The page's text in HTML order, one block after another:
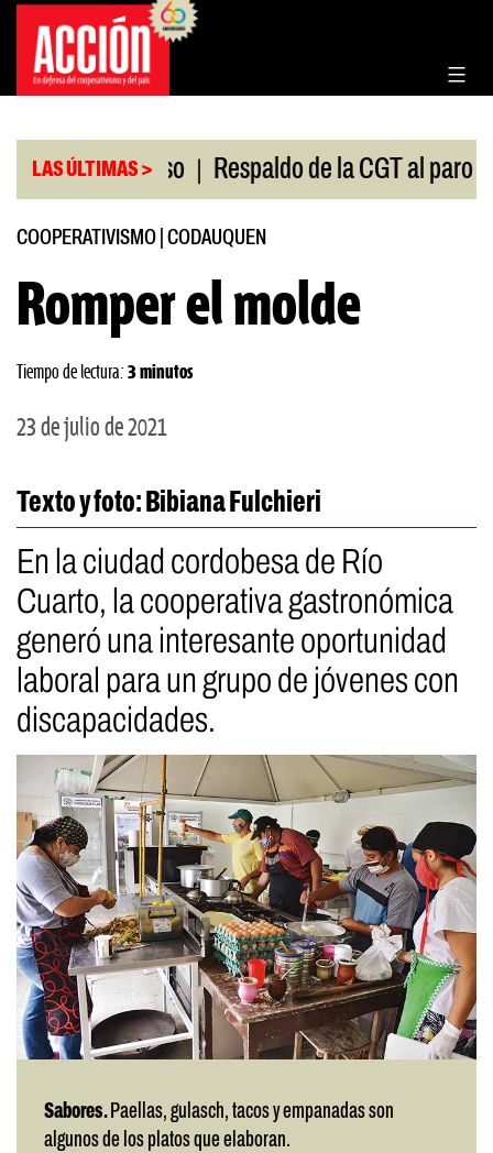
Saltar
contenido
LAS ÚLTIMAS >
el Congreso | Respaldo de la CGT al paro
COOPERATIVISMO CODAUQUEN
Romper el molde
Tiempo de lectura: 3 minutos
23 de julio de 2021
Texto y foto: Bibiana Fulchieri
En la ciudad cordobesa de Río
Cuarto, la cooperativa gastronómica
generó una interesante oportunidad
laboral para un grupo de jóvenes con
discapacidades.
Sabores. Paellas, gulasch, tacos y empanadas son
algunos de los platos que elaboran.